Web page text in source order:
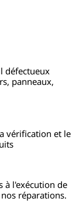
défectueux
panneaux,
vérification et le
à l'exécution de
réparations.